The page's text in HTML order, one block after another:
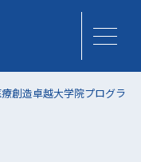
療創造卓越大学院プログラ